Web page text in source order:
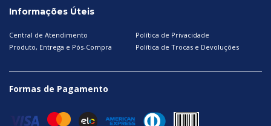
Informações Úteis
Central de Atendimento
Política de Privacidade
Produto, Entrega e Pós-Compra
Política de Trocas e Devoluções
Formas de Pagamento